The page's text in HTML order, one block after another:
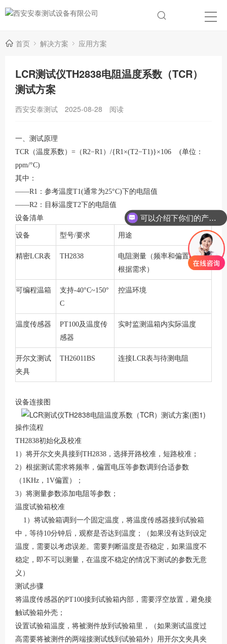
首页 解决方案 应用方案
LCR测试仪TH2838电阻温度系数（TCR）
测试方案
西安安泰测试 2025-08-28 阅读
一、测试原理
TCR（温度系数）= （R2−R1 ） /{R1×(T2−T1)}×106
(单位：
ppm/°C)
其中：
——R1：参考温度T1(通常为25°C)下的电阻值
——R2：目标温度T2下的电阻值
设备清单
设备 型号/要求 用途
精密LCR表 TH2838 电阻测量（频率和偏置电压
根据需求）
可编程温箱
支持-40°C~150°
C
控温环境
温度传感器
PT100及温度传
感器
实时监测温箱内实际温度
开尔文测试
夹具
TH26011BS 连接LCR表与待测电阻
设备连接图
操作流程
TH2838初始化及校准
1）将开尔文夹具接到TH2838，选择开路校准，短路校准；
2）根据测试需求将频率，偏置电压等参数调到合适参数
（1KHz，1V偏置）；
3）将测量参数添加电阻等参数；
温度试验箱校准
1）将试验箱调到一个固定温度，将温度传感器接到试验箱
中，等待10分钟后，观察是否达到温度；（如果没有达到设定
温度，需要以考虑误差。需要判断温度是否稳定，如果温度不
稳定，即不可以测量，在温度不稳定的情况下测试的参数无意
义）
测试步骤
将温度传感器的PT100接到试验箱内部，需要浮空放置，避免接
触试验箱外壳；
设置试验箱温度，将被测件放到试验箱里，（如果测试温度过
高需要将被测件的两端接测试线到试验箱外）用开尔文夹具夹
可以介绍下你们的产品么？